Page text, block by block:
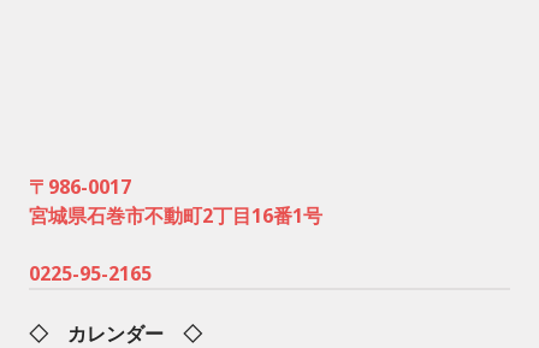
〒986-0017
宮城県石巻市不動町2丁目16番1号
0225-95-2165
◇ カレンダー ◇